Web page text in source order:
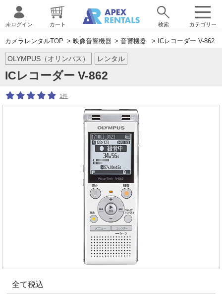
カテゴリー
未ログイン カート 検索
カメラレンタルTOP > 映像音響機器 > 音響機器 > ICレコーダー V-862
OLYMPUS（オリンパス）
ICレコーダー V-862
レンタル
1件
全て税込